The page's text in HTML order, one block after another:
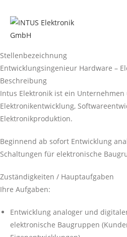
Stellenbezeichnung
Entwicklungsingenieur Hardware –
Beschreibung
Intus Elektronik ist ein
Elektronikentwicklung,
Elektronikproduktion.
Beginnend ab sofort Entwicklung
Schaltungen für elektronische
Zuständigkeiten / Hauptaufgaben
Ihre Aufgaben:
Entwicklung analoger und
elektronische Baugruppen